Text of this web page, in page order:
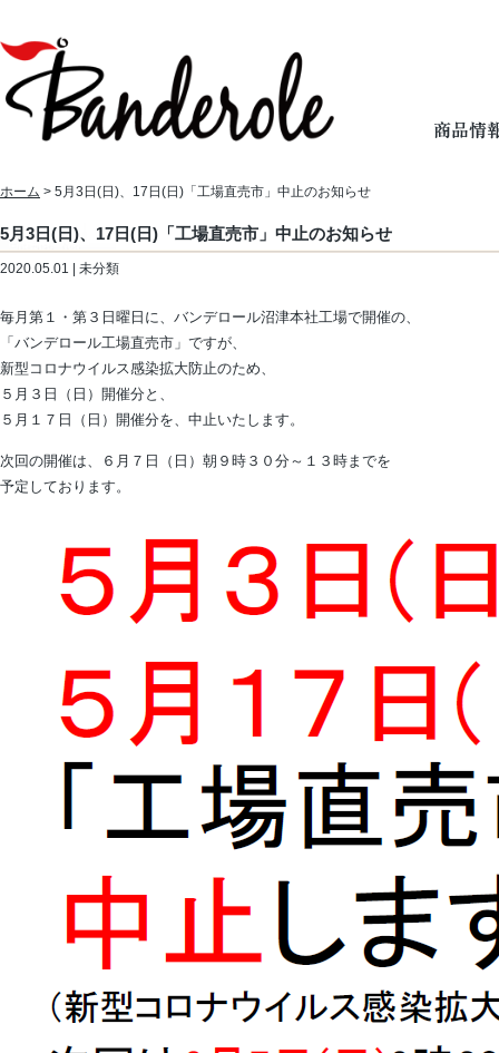
ホーム > 5月3日(日)、17日(日)「工場直売市」中止のお知らせ
5月3日(日)、17日(日)「工場直売市」中止のお知らせ
2020.05.01 | 未分類
毎月第１・第３日曜日に、バンデロール沼津本社工場で開催の、
「バンデロール工場直売市」ですが、
新型コロナウイルス感染拡大防止のため、
５月３日（日）開催分と、
５月１７日（日）開催分を、中止いたします。
次回の開催は、６月７日（日）朝９時３０分～１３時までを
予定しております。